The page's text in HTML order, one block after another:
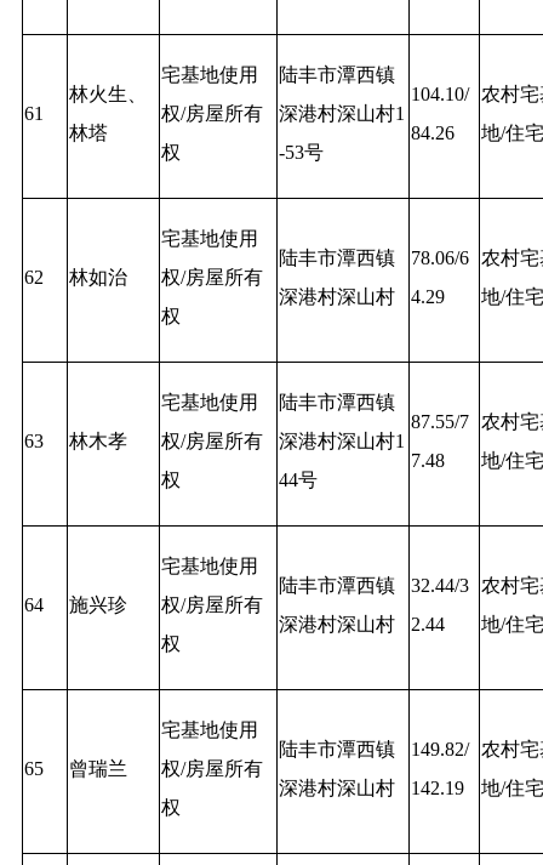
61
林火生、
林塔
宅基地使用
权/房屋所有
权
陆丰市潭西镇
深港村深山村1
-53号
104.10/
84.26
农村宅
地/住宅
62 林如治
宅基地使用
权/房屋所有
权
陆丰市潭西镇
深港村深山村
78.06/6
4.29
农村宅
地/住宅
63 林木孝
宅基地使用
权/房屋所有
权
陆丰市潭西镇
深港村深山村1
44号
87.55/7
7.48
农村宅
地/住宅
64 施兴珍
宅基地使用
权/房屋所有
权
陆丰市潭西镇
深港村深山村
32.44/3
2.44
农村宅
地/住宅
65 曾瑞兰
宅基地使用
权/房屋所有
权
陆丰市潭西镇
深港村深山村
149.82/
142.19
农村宅
地/住宅